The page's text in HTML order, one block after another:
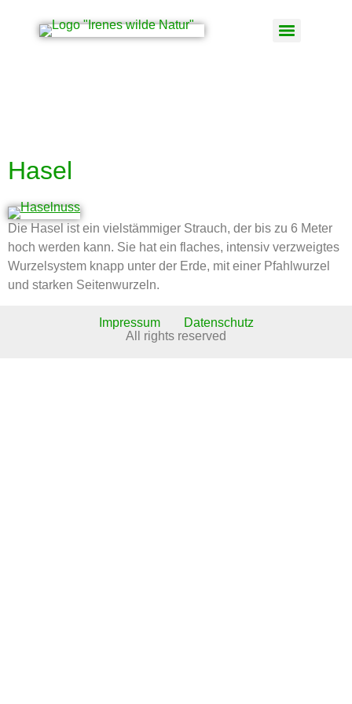
Hasel
Die Hasel ist ein vielstämmiger Strauch, der bis zu 6 Meter
hoch werden kann. Sie hat ein flaches, intensiv verzweigtes
Wurzelsystem knapp unter der Erde, mit einer Pfahlwurzel
und starken Seitenwurzeln.
Impressum
Datenschutz
All rights reserved